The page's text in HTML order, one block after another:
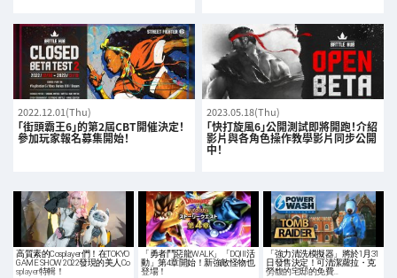
2022.12.01(Thu)
「街頭霸王6」的第2屆CBT開催決定！
參加玩家報名募集開始！
2023.05.18(Thu)
「快打旋風6」公開測試即將開跑！介紹
影片與各角色操作教學影片同步公開
中！
高質素的Cosplayer們！在TOKYO
GAME SHOW 2022發現的美人Co
splayer特輯！
「勇者鬥惡龍WALK」「DQIII活
動」第4章開始！新強敵怪物也
登場！
「強力清洗模擬器」將於1月31
日發售決定！可清潔蘿拉・克
勞馥的宅邸的免費…